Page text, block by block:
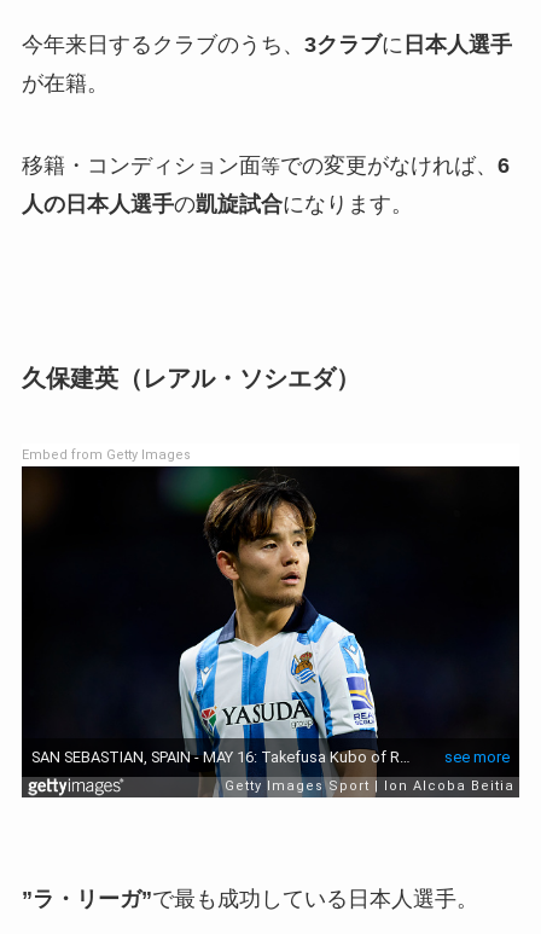
今年来日するクラブのうち、 3クラブに 日本人選手
が在籍。
移籍・コンディション面等での変更がなければ、 6
人の日本人選手の凱旋試合になります。
久保建英（レアル・ソシエダ）
Embed from Getty Images
”ラ・リーガ”で最も成功している日本人選手。